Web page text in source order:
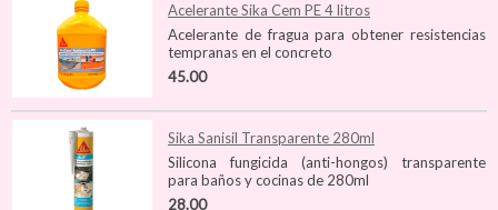
Acelerante Sika Cem PE 4 litros
Acelerante de fragua para obtener resistencias
tempranas en el concreto
45.00
Sika Sanisil Transparente 280ml
Silicona fungicida (anti-hongos) transparente
para baños y cocinas de 280ml
28.00